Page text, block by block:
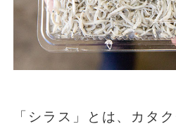
「シラス」とは、カタ